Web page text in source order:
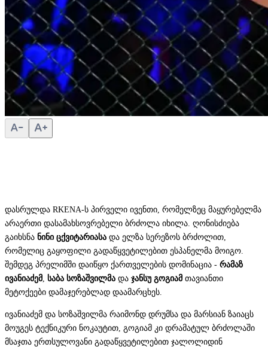
დასრულდა RKENA-ს პირველი ივენთი, რომელზეც მაყურებელმა
არაერთი დასამახსოვრებელი ბრძოლა იხილა. ღონისძიება
გაიხსნა ნინი ცქვიტარიასა და ელზა სერეზოს ბრძოლით,
რომელიც გაყოფილი გადაწყვეტილებით ესპანელმა მოიგო.
შემდეგ პრელიმში დაიწყო ქართველების დომინაცია - რამაზ
ივანიაძემ საბა სოზაშვილმა და ჯანსუ გოგიამ თავიანთი
მეტოქეები დამაჯერებლად დაამარცხეს.
ივანიაძემ და სოზაშვილმა რაიმონდ დრუმსა და მარსიან ზაიაცს
მოუგეს ტექნიკური ნოკაუტით, გოგიამ კი დრამატულ ბრძოლაში
მსაჯთა ერთსულოვანი გადაწყვეტილებით ჯალოლიდინ